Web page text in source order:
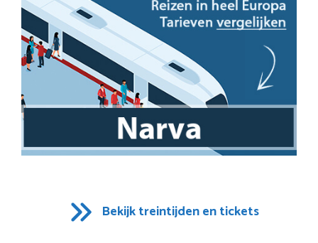
Bekijk treintijden en tickets